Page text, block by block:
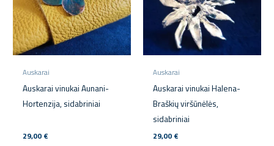
Auskarai
Auskarai vinukai Aunani-
Hortenzija, sidabriniai
29,00 €
Auskarai
Auskarai vinukai Halena-
Braškių viršūnėlės,
sidabriniai
29,00 €